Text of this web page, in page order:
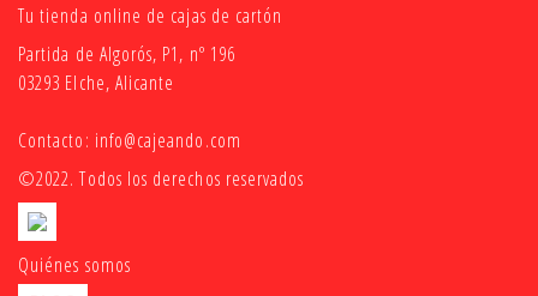
Tu tienda online de cajas de cartón
Partida de Algorós, P1, nº 196
03293 Elche, Alicante
Contacto: info@cajeando.com
©2022. Todos los derechos reservados
Quiénes somos